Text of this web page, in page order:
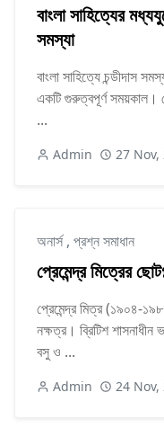
বাংলা সাহিত্যের
সমস্যা
বাংলা সাহিত্যে চন্ডীদাস
একটি গুরুত্বপূর্ণ সময়কাল।
...
Admin 27 Nov,
অনার্স, প্রশ্ন সমাধান
প্রেমেন্দ্র মিত্রের
প্রেমেন্দ্র মিত্র (১৯০৪-
নক্ষত্র। ব্রিটিশ শাসনাধীন
বসু ও ...
Admin 24 Nov,